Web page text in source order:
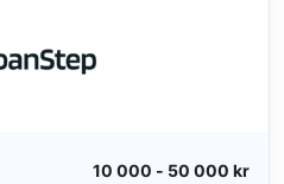
10 000 - 50 000 kr